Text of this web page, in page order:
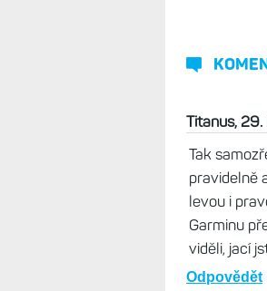
Titanus,
Tak
pravidelně
levou i
Garminu
viděli, jací
Odpovědět